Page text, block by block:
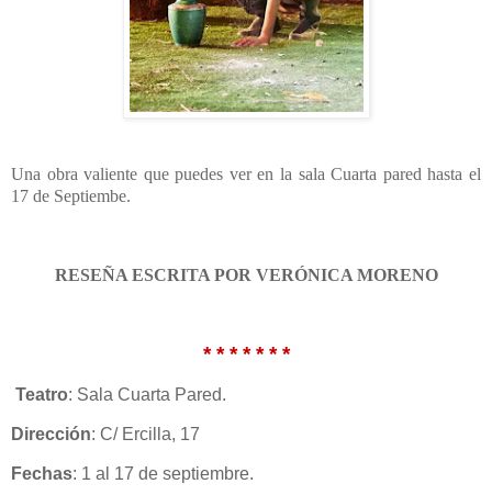
Una obra valiente que puedes ver en la sala Cuarta pared hasta el
17 de Septiembe.
RESEÑA ESCRITA POR VERÓNICA MORENO
* * * * * * *
Teatro: Sala Cuarta Pared.
Dirección: C/ Ercilla, 17
Fechas: 1 al 17 de septiembre.